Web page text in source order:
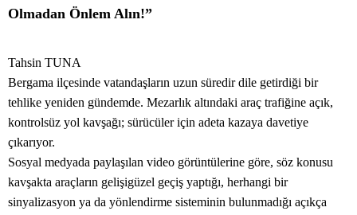
Olmadan Önlem Alın!”
Tahsin TUNA
Bergama ilçesinde vatandaşların uzun süredir dile getirdiği bir
tehlike yeniden gündemde. Mezarlık altındaki araç trafiğine açık,
kontrolsüz yol kavşağı; sürücüler için adeta kazaya davetiye
çıkarıyor.
Sosyal medyada paylaşılan video görüntülerine göre, söz konusu
kavşakta araçların gelişigüzel geçiş yaptığı, herhangi bir
sinyalizasyon ya da yönlendirme sisteminin bulunmadığı açıkça